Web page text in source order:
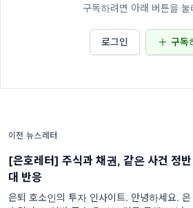
구독하려면 아래 버튼을 눌
로그인 구독
이전 뉴스레터
[은호레터] 주식과 채권, 같은 사건 정반
대 반응
은퇴 호소인의 투자 인사이트. 안녕하세요. 은